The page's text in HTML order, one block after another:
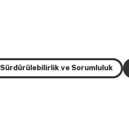
Sürdürülebilirlik ve Sorumluluk